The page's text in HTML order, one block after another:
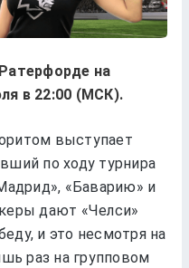
на
в 22:00 (МСК).
выступает
по ходу турнира
«Баварию» и
дают «‎Челси»
и это несмотря на
раз на групповом